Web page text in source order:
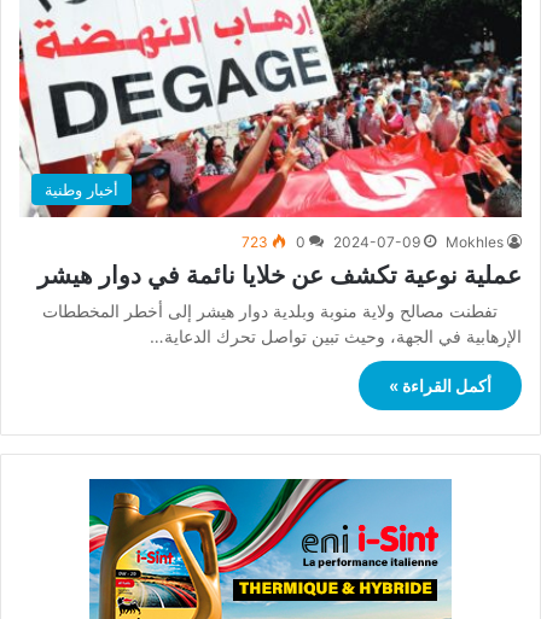
أخبار وطنية
Mokhles
2024-07-09
0
723
عملية نوعية تكشف عن خلايا نائمة في دوار هيشر
تفطنت مصالح ولاية منوبة وبلدية دوار هيشر إلى أخطر المخططات
الإرهابية في الجهة، وحيث تبين تواصل تحرك الدعاية…
أكمل القراءة »